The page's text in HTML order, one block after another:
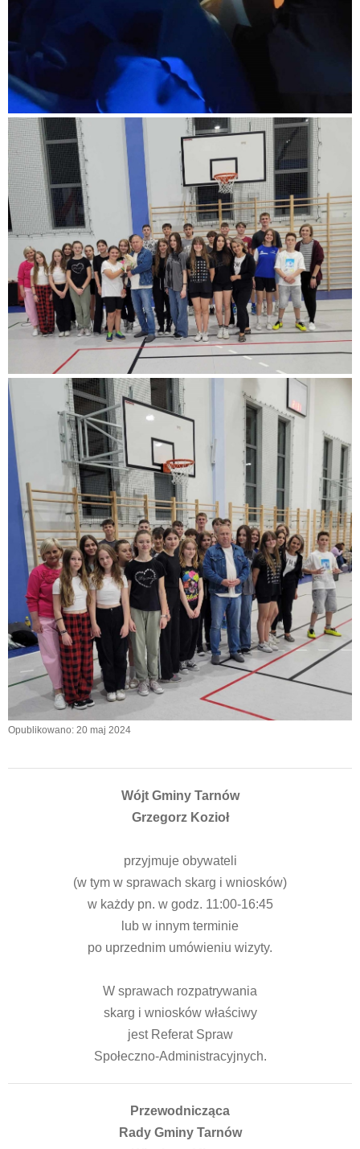
Opublikowano: 20 maj 2024
Wójt Gminy Tarnów
Grzegorz Kozioł
przyjmuje obywateli
(w tym w sprawach skarg i wniosków)
w każdy pn. w godz. 11:00-16:45
lub w innym terminie
po uprzednim umówieniu wizyty.
W sprawach rozpatrywania
skarg i wniosków właściwy
jest Referat Spraw
Społeczno-Administracyjnych.
Przewodnicząca
Rady Gminy Tarnów